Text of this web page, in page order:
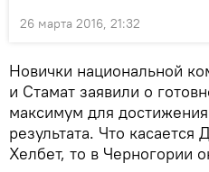
26 марта 2016, 21:32
Новички национальной
и Стамат заявили о
максимум для
результата. Что
Хелбет, то в Черногории